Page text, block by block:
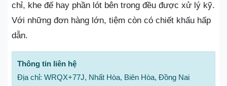
chỉ, khe đế hay phần lót bên trong đều được xử lý kỹ.
Với những đơn hàng lớn, tiệm còn có chiết khấu hấp
dẫn.
Thông tin liên hệ
Địa chỉ: WRQX+77J, Nhất Hòa, Biên Hòa, Đồng Nai